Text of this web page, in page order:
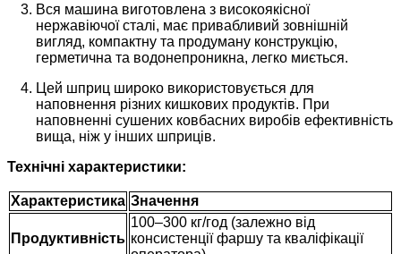
Вся машина виготовлена з високоякісної
нержавіючої сталі, має привабливий зовнішній
вигляд, компактну та продуману конструкцію,
герметична та водонепроникна, легко миється.
Цей шприц широко використовується для
наповнення різних кишкових продуктів. При
наповненні сушених ковбасних виробів ефективність
вища, ніж у інших шприців.
Технічні характеристики:
Характеристика Значення
Продуктивність
100–300 кг/год (залежно від
консистенції фаршу та кваліфікації